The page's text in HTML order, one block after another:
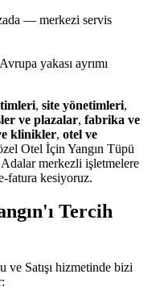
— merkezi servis
yakası ayrımı
, site yönetimleri,
ve plazalar, fabrika ve
klinikler, otel ve
Otel İçin Yangın Tüpü
merkezli işletmelere
fatura kesiyoruz.
Tercih
Satışı hizmetinde bizi